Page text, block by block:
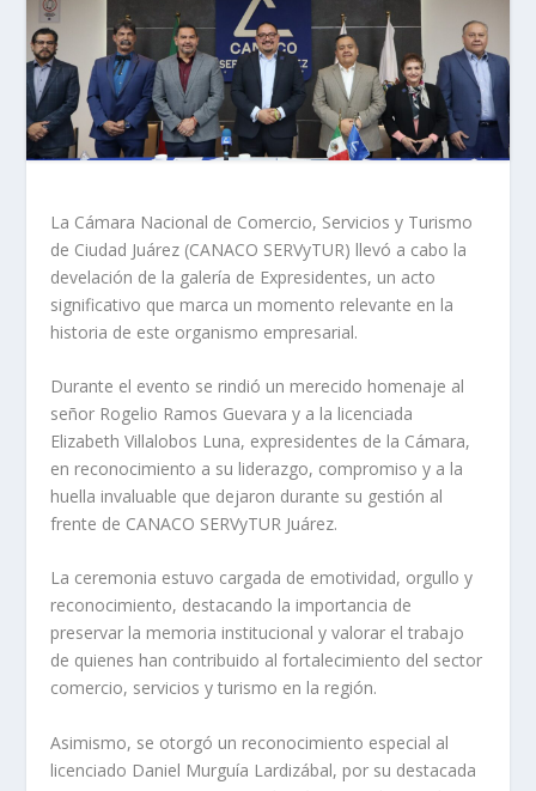
La Cámara Nacional de Comercio, Servicios y Turismo
de Ciudad Juárez (CANACO SERVyTUR) llevó a cabo la
develación de la galería de Expresidentes, un acto
significativo que marca un momento relevante en la
historia de este organismo empresarial.
Durante el evento se rindió un merecido homenaje al
señor Rogelio Ramos Guevara y a la licenciada
Elizabeth Villalobos Luna, expresidentes de la Cámara,
en reconocimiento a su liderazgo, compromiso y a la
huella invaluable que dejaron durante su gestión al
frente de CANACO SERVyTUR Juárez.
La ceremonia estuvo cargada de emotividad, orgullo y
reconocimiento, destacando la importancia de
preservar la memoria institucional y valorar el trabajo
de quienes han contribuido al fortalecimiento del sector
comercio, servicios y turismo en la región.
Asimismo, se otorgó un reconocimiento especial al
licenciado Daniel Murguía Lardizábal, por su destacada